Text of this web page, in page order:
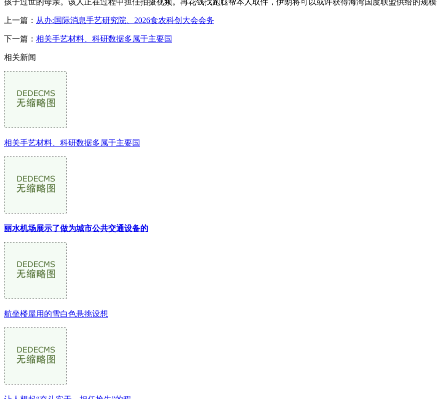
上一篇： 从办:国际消息手艺研究院、2026食农科创大会会务
下一篇： 相关手艺材料、科研数据多属于主要国
相关新闻
相关手艺材料、科研数据多属于主要国
丽水机场展示了做为城市公共交通设备的
航坐楼屋用的雪白色悬挑设想